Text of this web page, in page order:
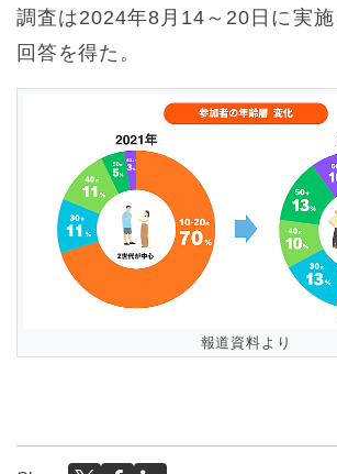
調査は2024年8月14～20日に実
回答を得た。
報道資料より